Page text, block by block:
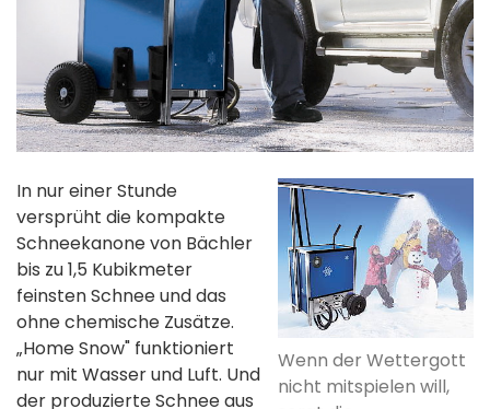
Wenn der Wettergott
nicht mitspielen will,
In nur einer Stunde
versprüht die kompakte
Schneekanone von Bächler
bis zu 1,5 Kubikmeter
feinsten Schnee und das
ohne chemische Zusätze.
„Home Snow" funktioniert
nur mit Wasser und Luft. Und
der produzierte Schnee aus